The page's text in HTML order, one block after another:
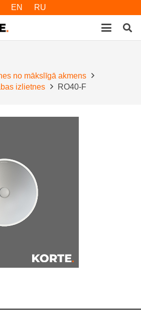
EN RU
no mākslīgā akmens
izlietnes
RO40-F